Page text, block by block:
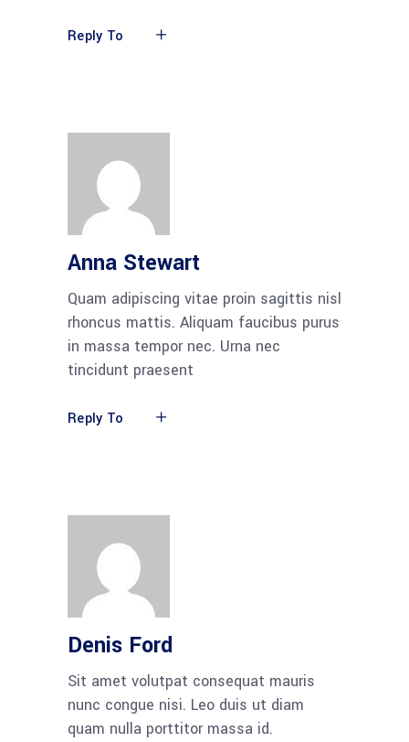
Reply To
Anna Stewart
Quam adipiscing vitae proin sagittis nisl
rhoncus mattis. Aliquam faucibus purus
in massa tempor nec. Urna nec
tincidunt praesent
Reply To
Denis Ford
Sit amet volutpat consequat mauris
nunc congue nisi. Leo duis ut diam
quam nulla porttitor massa id.